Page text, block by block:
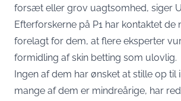
forsæt eller grov uagtsomhed, siger
Efterforskerne på P1 har kontaktet de
forelagt for dem, at flere eksperter
formidling af skin betting som ulovlig.
Ingen af dem har ønsket at stille op til
mange af dem er mindreårige, har